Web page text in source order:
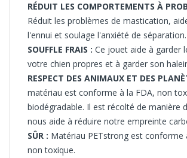
RÉDUIT LES COMPORTEMENTS À
Réduit les problèmes de mastication,
l'ennui et soulage l'anxiété de séparation.
SOUFFLE FRAIS : Ce jouet aide à garder
votre chien propres et à garder son
RESPECT DES ANIMAUX ET DES
matériau est conforme à la FDA, non
biodégradable. Il est récolté de manière
nous aide à réduire notre empreinte
SÛR : Matériau PETstrong est conforme
non toxique.